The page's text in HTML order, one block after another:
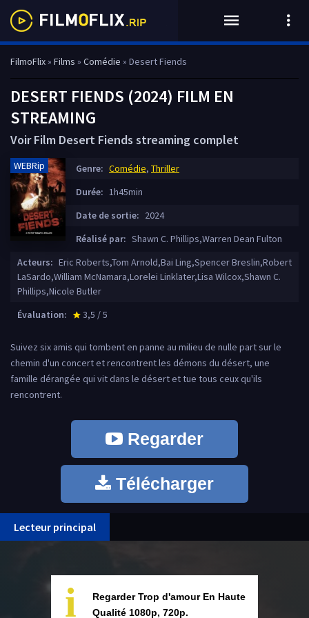
FilmoFlix» Films » Comédie » Desert Fiends
DESERT FIENDS (2024) FILM EN
STREAMING
Voir Film Desert Fiends streaming complet
WEBRip Genre: Comédie, Thriller
Durée: 1h45min
Date de sortie: 2024
Réalisé par: Shawn C. Phillips,Warren Dean Fulton
Acteurs: Eric Roberts,Tom Arnold,Bai Ling,Spencer Breslin,Robert
LaSardo,William McNamara,Lorelei Linklater,Lisa Wilcox,Shawn C.
Phillips,Nicole Butler
Évaluation:
star_rate
3,5 / 5
Suivez six amis qui tombent en panne au milieu de nulle part sur le
chemin d'un concert et rencontrent les démons du désert, une
famille dérangée qui vit dans le désert et tue tous ceux qu'ils
rencontrent.
Regarder
Télécharger
Lecteur principal
i
Regarder Trop d'amour En Haute
Qualité 1080p, 720p.